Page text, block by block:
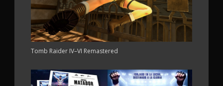
Tomb Raider IV–VI Remastered